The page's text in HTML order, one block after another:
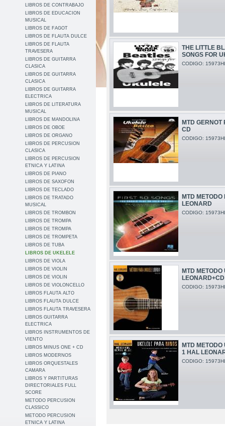
LIBROS DE CONTRABAJO
LIBROS DE EDUCACION
MUSICAL
LIBROS DE FAGOT
LIBROS DE FLAUTA DULCE
LIBROS DE FLAUTA
TRAVESERA
LIBROS DE GUITARRA
CLASICA
LIBROS DE GUITARRA
CLASICA
LIBROS DE GUITARRA
ELECTRICA
LIBROS DE LITERATURA
MUSICAL
LIBROS DE MANDOLINA
LIBROS DE OBOE
LIBROS DE ORGANO
LIBROS DE PERCUSION
CLASICA
LIBROS DE PERCUSION
ETNICA Y LATINA
LIBROS DE PIANO
LIBROS DE SAXOFON
LIBROS DE TECLADO
LIBROS DE TRATADO
MUSICAL
LIBROS DE TROMBON
LIBROS DE TROMPA
LIBROS DE TROMPA
LIBROS DE TROMPETA
LIBROS DE TUBA
LIBROS DE UKELELE
LIBROS DE VIOLA
LIBROS DE VIOLIN
LIBROS DE VIOLIN
LIBROS DE VIOLONCELLO
LIBROS FLAUTA ALTO
LIBROS FLAUTA DULCE
LIBROS FLAUTA TRAVESERA
LIBROS GUITARRA
ELECTRICA
LIBROS INSTRUMENTOS DE
VIENTO
LIBROS MINUS ONE + CD
LIBROS MODERNOS
LIBROS ORQUESTALES
CAMARA
LIBROS Y PARTITURAS
DIRECTORIALES FULL
SCORE
METODO PERCUSION
CLASSICO
METODO PERCUSION
ETNICA Y LATINA
THE LITTLE
SONGS FOR
CODIGO:
MTD GERNOT
CD
CODIGO:
MTD METODO
LEONARD
CODIGO:
MTD
LEONARD+CD
CODIGO:
MTD
1 HAL
CODIGO: